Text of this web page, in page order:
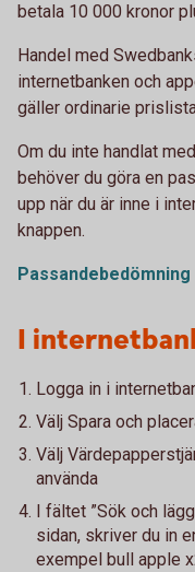
betala 10 000 kronor
Handel med
internetbanken och
gäller ordinarie
Om du inte handlat
behöver du göra en
upp när du är inne i
knappen.
I
Logga in i
Välj Spara och
Välj
använda
I fältet ”Sök och
sidan, skriver du in
exempel bull apple